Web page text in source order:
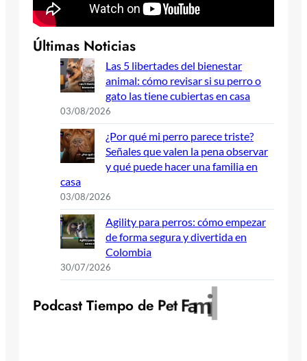
Últimas Noticias
Las 5 libertades del bienestar
animal: cómo revisar si su perro o
gato las tiene cubiertas en casa
03/08/2026
¿Por qué mi perro parece triste?
Señales que valen la pena observar
y qué puede hacer una familia en
casa
03/08/2026
Agility para perros: cómo empezar
de forma segura y divertida en
Colombia
30/07/2026
Podcast Tiempo de PetFamil